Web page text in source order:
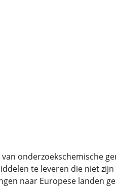
onderzoekschemische
te leveren die niet
naar Europese landen